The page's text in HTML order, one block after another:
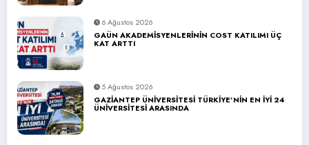
6 Ağustos 2026
GAÜN AKADEMİSYENLERİNİN COST KATILIMI ÜÇ
KAT ARTTI
5 Ağustos 2026
GAZİANTEP ÜNİVERSİTESİ TÜRKİYE’NİN EN İYİ 24
ÜNİVERSİTESİ ARASINDA